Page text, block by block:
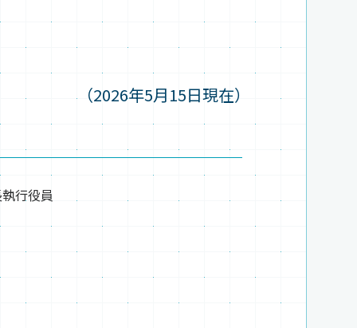
（2026年5月15日現在）
行役員